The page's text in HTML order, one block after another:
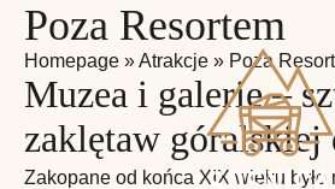
Poza Resortem
Homepage »Atrakcje » Poza
Muzea i galerie –
zaklętaw góralskiej
Zakopane od końca XIX wieku było